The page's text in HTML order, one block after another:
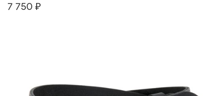
7 750 ₽